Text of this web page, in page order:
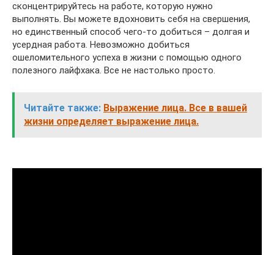
сконцентрируйтесь на работе, которую нужно
выполнять. Вы можете вдохновить себя на свершения,
но единственный способ чего-то добиться – долгая и
усердная работа. Невозможно добиться
ошеломительного успеха в жизни с помощью одного
полезного лайфхака. Все не настолько просто.
Читайте также: Выражение лица. Все в вашей
жизни определяет выражение лица.